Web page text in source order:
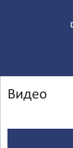
Видео